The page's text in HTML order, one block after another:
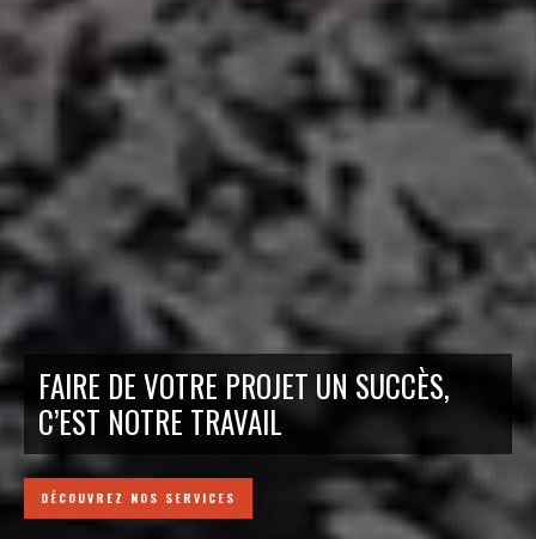
CONCASSAGE DE PIERRE, BÉTON,
ASPHALTE, BRIQUE, VERRE, ET PLUS
ENCORE…
DEMANDEZ VOTRE SOUMISSION